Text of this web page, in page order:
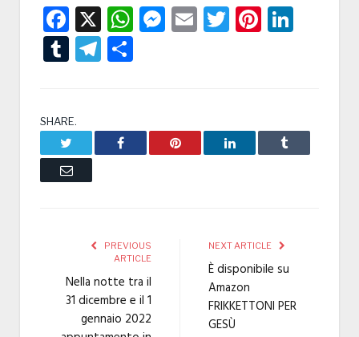
Facebook
X WhatsApp
Messenger
EmailTwitter
TumblrTelegram
SHARE.
Facebook Pinterest LinkedIn Tumblr
Email
PREVIOUS
ARTICLE
Nella notte tra il
31 dicembre e il 1
gennaio 2022
NEXT ARTICLE
È disponibile su
Amazon
FRIKKETTONI PER
GESÙ